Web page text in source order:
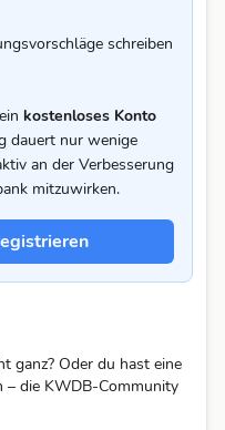
schreiben
kostenloses Konto
dauert nur wenige
an der Verbesserung
mitzuwirken.
ganz? Oder du hast eine
– die KWDB-Community